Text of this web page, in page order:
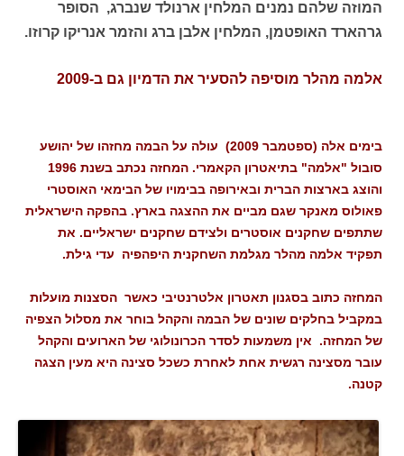
המוזה שלהם נמנים המלחין ארנולד שנברג, הסופר
גרהארד האופטמן, המלחין אלבן ברג והזמר אנריקו קרוזו.
אלמה מהלר מוסיפה להסעיר את הדמיון גם ב-2009
בימים אלה (ספטמבר 2009) עולה על הבמה מחזהו של יהושע
סובול "אלמה" בתיאטרון הקאמרי. המחזה נכתב בשנת 1996
והוצג בארצות הברית ובאירופה בבימויו של הבימאי האוסטרי
פאולוס מאנקר שגם מביים את ההצגה בארץ. בהפקה הישראלית
שתתפים שחקנים אוסטרים ולצידם שחקנים ישראליים. את
תפקיד אלמה מהלר מגלמת השחקנית היפהפיה עדי גילת.
המחזה כתוב בסגנון תאטרון אלטרנטיבי כאשר הסצנות מועלות
במקביל בחלקים שונים של הבמה והקהל בוחר את מסלול הצפיה
של המחזה. אין משמעות לסדר הכרונולוגי של הארועים והקהל
עובר מסצינה רגשית אחת לאחרת כשכל סצינה היא מעין הצגה
קטנה.